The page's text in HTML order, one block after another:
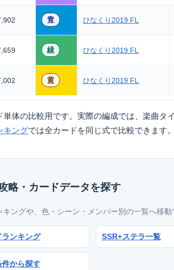
青 ひなくり2019 FL
緑 ひなくり2019 FL
黄 ひなくり2019 FL
単体の比較用です。実際の編成では、楽曲タ
キングでは全カードを同じ式で比較できます。
略・カードデータを探す
キングや、色・シーン・メンバー別の一覧へ移動
ンキング SSR+ステラ一覧
件から探す